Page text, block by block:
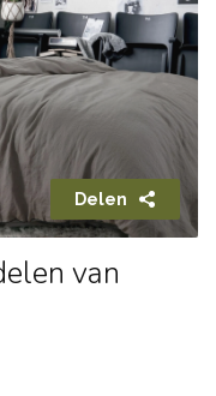
Delen
van